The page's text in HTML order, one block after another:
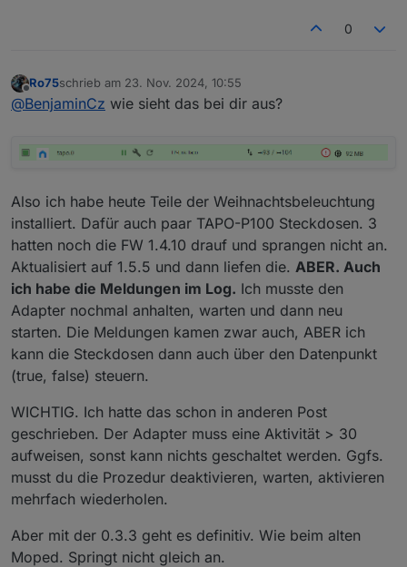
0
Offline
Ro75schrieb am 23. Nov. 2024, 10:55
zuletzt editiert von
@BenjaminCz wie sieht das bei dir aus?
Also ich habe heute Teile der Weihnachtsbeleuchtung
installiert. Dafür auch paar TAPO-P100 Steckdosen. 3
hatten noch die FW 1.4.10 drauf und sprangen nicht an.
Aktualisiert auf 1.5.5 und dann liefen die. ABER. Auch
ich habe die Meldungen im Log. Ich musste den
Adapter nochmal anhalten, warten und dann neu
starten. Die Meldungen kamen zwar auch, ABER ich
kann die Steckdosen dann auch über den Datenpunkt
(true, false) steuern.
WICHTIG. Ich hatte das schon in anderen Post
geschrieben. Der Adapter muss eine Aktivität > 30
aufweisen, sonst kann nichts geschaltet werden. Ggfs.
musst du die Prozedur deaktivieren, warten, aktivieren
mehrfach wiederholen.
Aber mit der 0.3.3 geht es definitiv. Wie beim alten
Moped. Springt nicht gleich an.